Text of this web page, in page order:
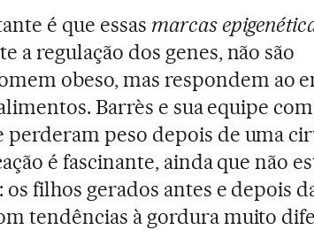
é que essas marcas
a regulação dos genes, não são
obeso, mas respondem ao
Barrès e sua equipe
perderam peso depois de uma
é fascinante, ainda que não
filhos gerados antes e depois
tendências à gordura muito